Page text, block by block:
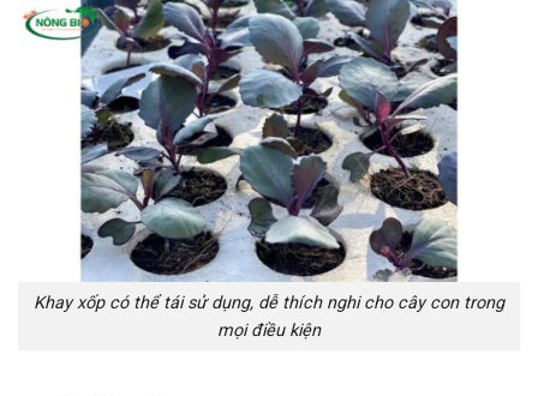
Khay xốp có thể tái sử dụng, dễ thích nghi cho cây con trong
mọi điều kiện